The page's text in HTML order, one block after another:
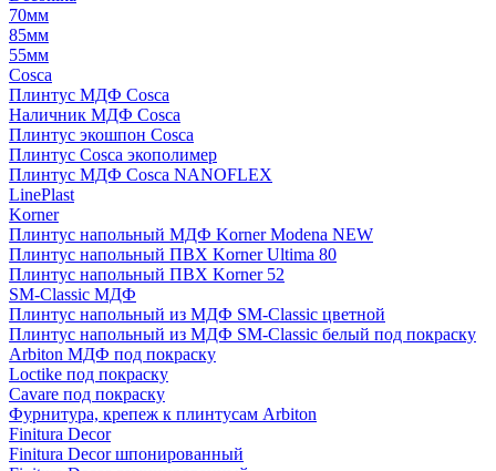
70мм
85мм
55мм
Cosca
Плинтус МДФ Cosca
Наличник МДФ Cosca
Плинтус экошпон Cosca
Плинтус Cosca экополимер
Плинтус МДФ Cosca NANOFLEX
LinePlast
Korner
Плинтус напольный МДФ Korner Modena NEW
Плинтус напольный ПВХ Korner Ultima 80
Плинтус напольный ПВХ Korner 52
SM-Classic МДФ
Плинтус напольный из МДФ SM-Classic цветной
Плинтус напольный из МДФ SM-Classic белый под покраску
Arbiton МДФ под покраску
Loctike под покраску
Cavare под покраску
Фурнитура, крепеж к плинтусам Arbiton
Finitura Decor
Finitura Decor шпонированный